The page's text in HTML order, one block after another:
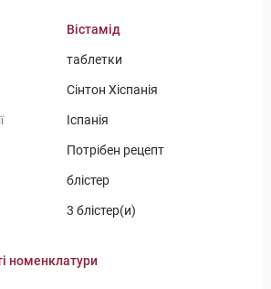
Вістамід
таблетки
Сінтон Хіспанія
Іспанія
Потрібен рецепт
блістер
3 блістер(и)
номенклатури